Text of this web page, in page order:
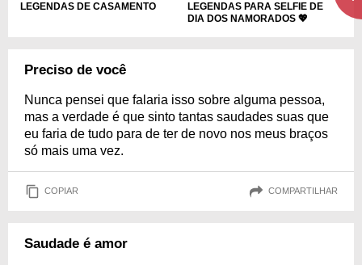
LEGENDAS DE CASAMENTO
LEGENDAS PARA SELFIE DE
DIA DOS NAMORADOS 💖
Preciso de você
Nunca pensei que falaria isso sobre alguma pessoa,
mas a verdade é que sinto tantas saudades suas que
eu faria de tudo para de ter de novo nos meus braços
só mais uma vez.
COPIAR COMPARTILHAR
Saudade é amor